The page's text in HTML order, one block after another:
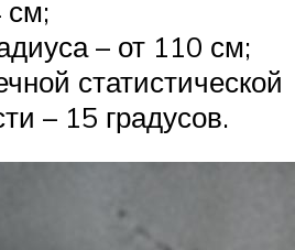
см;
– от 110 см;
статистической
– 15 градусов.